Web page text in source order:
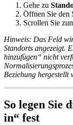
Gehe zu
Öffnen Sie den
Scrollen Sie
Hinweis: Das Feld
Standorts angezeigt.
hinzufügen“ nicht
Beziehung hergestellt
So legen Sie
in“ fest